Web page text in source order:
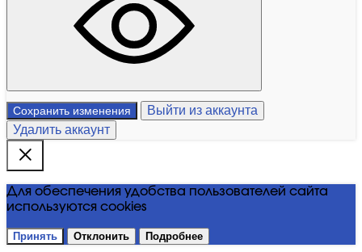
Сохранить изменения
Выйти из аккаунта
Удалить аккаунт
Для обеспечения удобства пользователей сайта
используются cookies
Принять Отклонить Подробнее